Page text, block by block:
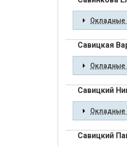
Окладные
Савицкая
Окладные
Савицкий
Окладные
Савицкий